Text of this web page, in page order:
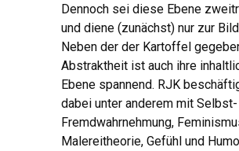
Dennoch sei diese Ebene
und diene (zunächst) nur zur
Neben der der Kartoffel
Abstraktheit ist auch ihre
Ebene spannend. RJK
dabei unter anderem mit
Fremdwahrnehmung,
Malereitheorie, Gefühl und